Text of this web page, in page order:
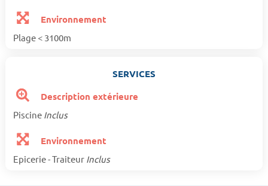
Environnement
Plage < 3100m
SERVICES
Description extérieure
Piscine Inclus
Environnement
Epicerie - Traiteur Inclus